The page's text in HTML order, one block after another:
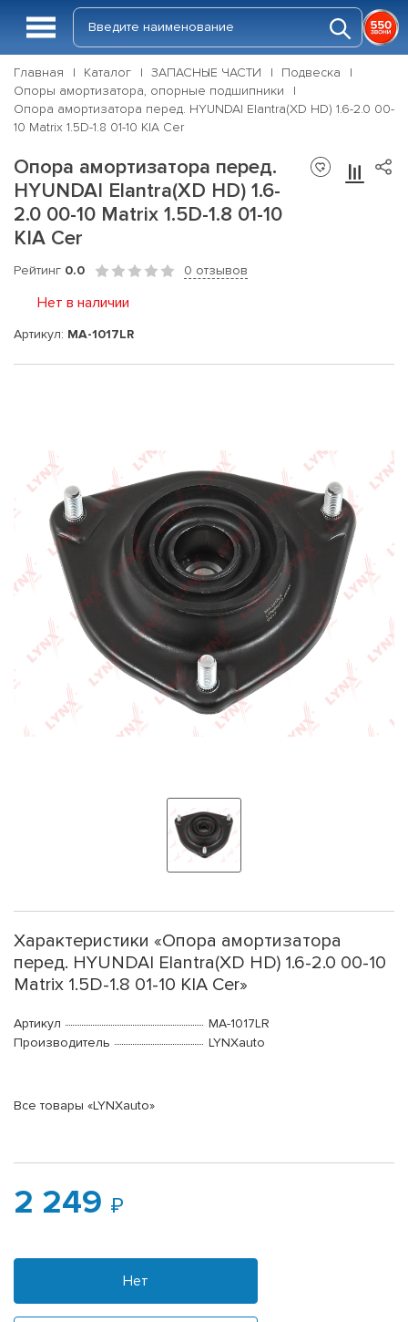
Главная Каталог ЗАПАСНЫЕ ЧАСТИ
Подвеска
Опоры амортизатора, опорные подшипники
Опора амортизатора перед. HYUNDAI Elantra(XD HD) 1.6-2.0 00-
10 Matrix 1.5D-1.8 01-10 KIA Cer
Опора амортизатора перед.
HYUNDAI Elantra(XD HD) 1.6-
2.0 00-10 Matrix 1.5D-1.8 01-10
KIA Cer
Рейтинг 0.0 0 отзывов
Нет в наличии
Артикул: MA-1017LR
Характеристики «Опора амортизатора
перед. HYUNDAI Elantra(XD HD) 1.6-2.0 00-10
Matrix 1.5D-1.8 01-10 KIA Cer»
Артикул
MA-1017LR
Производитель
LYNXauto
Все товары «LYNXauto»
2 249
Нет